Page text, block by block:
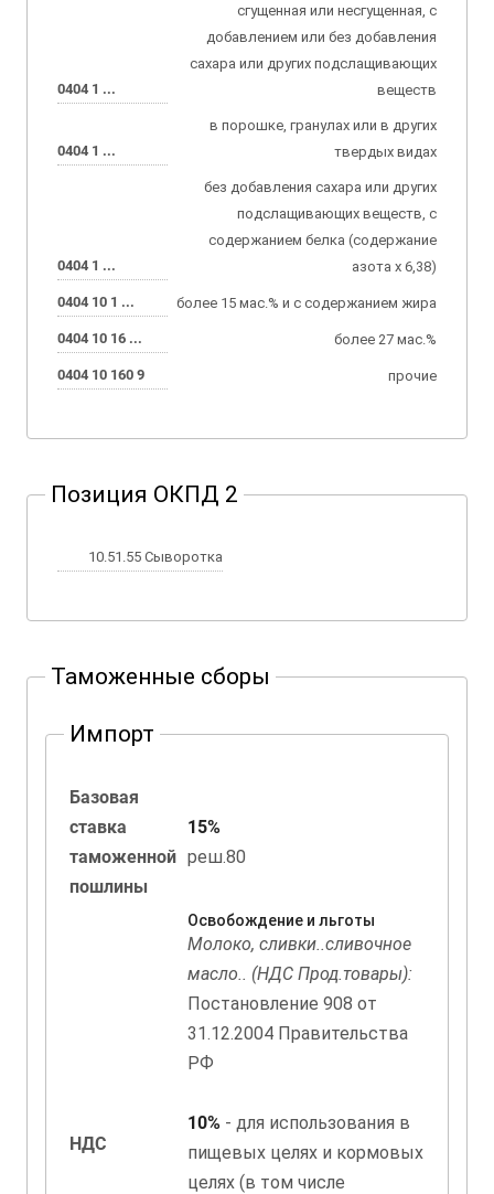
0404 1 ...
сгущенная или несгущенная, с
добавлением или без добавления
сахара или других подслащивающих
веществ
0404 1 ...
в порошке, гранулах или в других
твердых видах
0404 1 ...
без добавления сахара или других
подслащивающих веществ, с
содержанием белка (содержание
азота x 6,38)
0404 10 1 ... более 15 мас.% и с содержанием жира
0404 10 16 ... более 27 мас.%
0404 10 160 9 прочие
Позиция ОКПД 2
10.51.55 Сыворотка
Таможенные сборы
Импорт
Базовая
ставка
таможенной
пошлины
15%
реш.80
НДС
Освобождение и льготы
Молоко, сливки..сливочное
масло.. (НДС Прод.товары):
Постановление 908 от
31.12.2004 Правительства
РФ
10% - для использования в
пищевых целях и кормовых
целях (в том числе